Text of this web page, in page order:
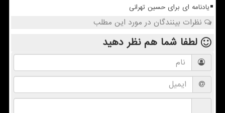
یادنامه ای برای حسین تهرانی
نظرات بینندگان در مورد این مطلب
لطفا شما همنظر دهید